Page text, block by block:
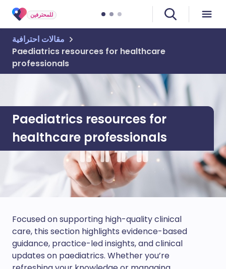
للمحترفين
مقالات احترافية
Paediatrics resources for healthcare
professionals
Paediatrics resources for
healthcare professionals
Focused on supporting high-quality clinical
care, this section highlights evidence-based
guidance, practice-led insights, and clinical
updates on paediatrics. Whether you’re